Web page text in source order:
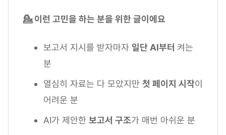
💁 이런 고민을 하는 분을 위한 글이에요
보고서 지시를 받자마자 일단 AI부터 켜는
분
열심히 자료는 다 모았지만 첫 페이지 시작이
어려운 분
AI가 제안한 보고서 구조가 매번 아쉬운 분